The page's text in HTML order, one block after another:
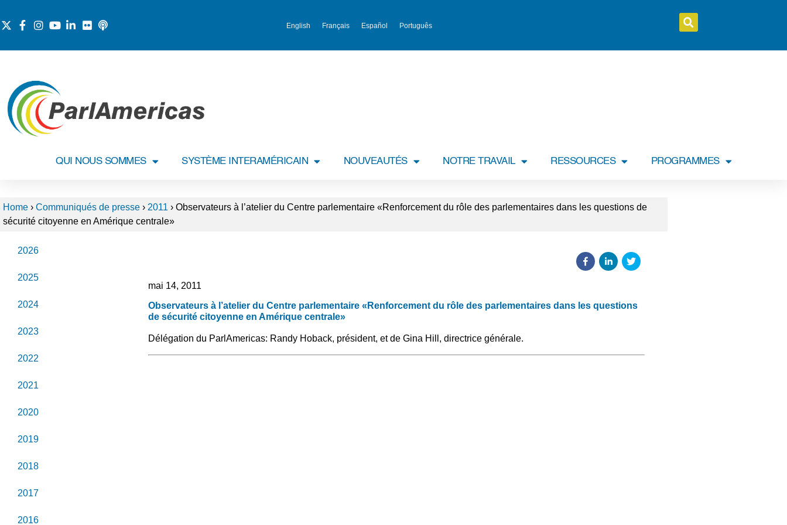
English Français Español Português
QUI NOUS SOMMES SYSTÈME INTERAMÉRICAIN NOUVEAUTÉS NOTRE TRAVAIL RESSOURCES PROGRAMMES
Home › Communiqués de presse › 2011 › Observateurs à l’atelier du Centre parlementaire «Renforcement du rôle des parlementaires dans les questions de
sécurité citoyenne en Amérique centrale»
2026
2025
2024
2023
2022
2021
2020
2019
2018
2017
2016
mai 14, 2011
Observateurs à l’atelier du Centre parlementaire «Renforcement du rôle des parlementaires dans les questions
de sécurité citoyenne en Amérique centrale»
Délégation du ParlAmericas: Randy Hoback, président, et de Gina Hill, directrice générale.